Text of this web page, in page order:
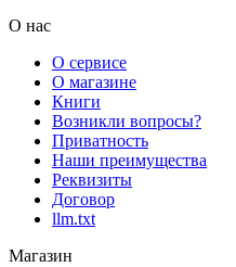
О нас
О сервисе
О магазине
Книги
Возникли вопросы?
Приватность
Наши преимущества
Реквизиты
Договор
llm.txt
Магазин